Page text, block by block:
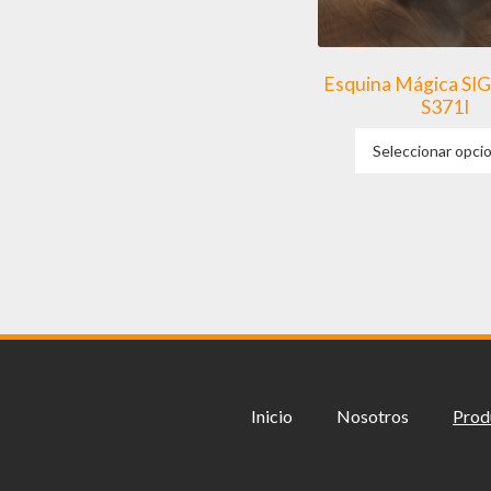
Esquina Mágica
S371I
Seleccionar
Inicio Nosotros